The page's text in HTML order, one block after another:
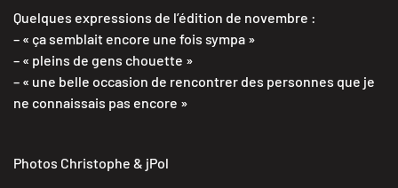
Quelques expressions de l’édition de novembre :
– « ça semblait encore une fois sympa »
– « pleins de gens chouette »
– « une belle occasion de rencontrer des personnes que je
ne connaissais pas encore »
Photos Christophe & jPol